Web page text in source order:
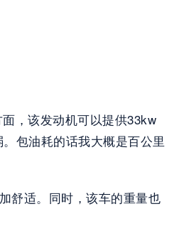
，该发动机可以提供33kw
包油耗的话我大概是百公里
舒适。同时，该车的重量也